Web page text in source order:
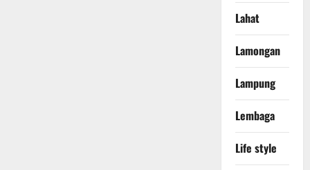
Lahat
Lamongan
Lampung
Lembaga
Life style